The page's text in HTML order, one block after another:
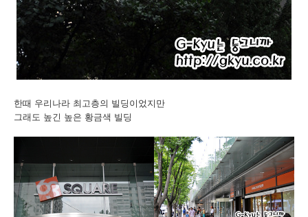
한때 우리나라 최고층의 빌딩이었지만
그래도 높긴 높은 황금색 빌딩